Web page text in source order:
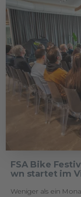
FSA Bike
wn startet im
Weniger als ein